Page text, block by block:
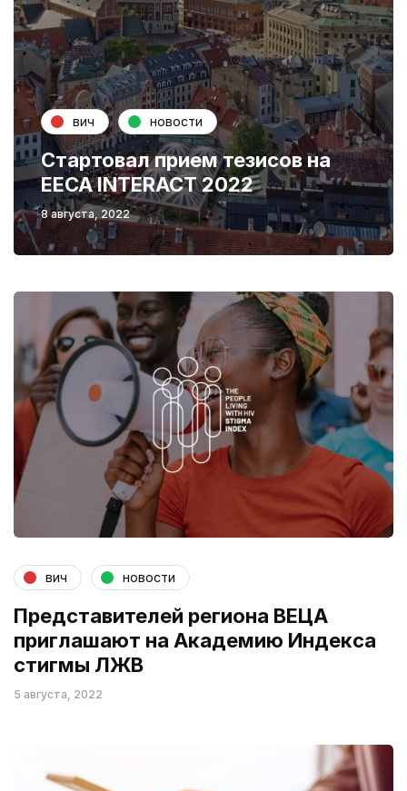
вич новости
Стартовал прием тезисов на
EECA INTERACT 2022
8 августа, 2022
вич новости
Представителей региона ВЕЦА
приглашают на Академию Индекса
стигмы ЛЖВ
5 августа, 2022